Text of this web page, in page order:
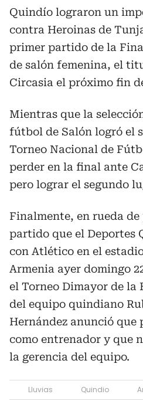
Quindío lograron un
contra Heroinas de
primer partido de la
de salón femenina, el
Circasia el próximo fin
Mientras que la
fútbol de Salón logró el
Torneo Nacional de
perder en la final ante
pero lograr el segundo
Finalmente, en rueda de
partido que el Deportes
con Atlético en el
Armenia ayer domingo
el Torneo Dimayor de la
del equipo quindiano
Hernández anunció que
como entrenador y que
la gerencia del equipo.
Lluvias Quindio